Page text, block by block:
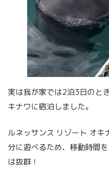
実は我が家では2泊3日のと
キナワに宿泊しました。
ルネッサンス リゾート オキ
分に遊べるため、移動時間
は抜群！